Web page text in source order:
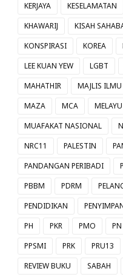
KERJAYA
KESELAMATAN
KHAWARIJ
KISAH
KONSPIRASI
KOREA
LEE KUAN YEW
LGBT
MAHATHIR
MAJLIS ILMU
MAZA
MCA MELAYU
MUAFAKAT NASIONAL
NRC11
PALESTIN
PANDANGAN PERIBADI
PBBM
PDRM
PENDIDIKAN
PH
PKR PMO PN
PPSMI
PRK PRU13
REVIEW BUKU
SABAH